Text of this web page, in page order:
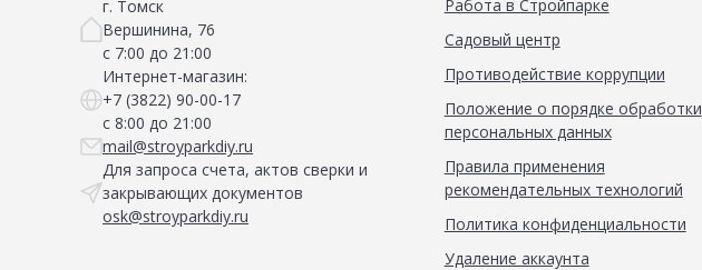
г. Томск
Вершинина, 76
с 7:00 до 21:00
Интернет-магазин:
+7 (3822) 90-00-17
с 8:00 до 21:00
mail@stroyparkdiy.ru
Для запроса счета, актов сверки и
закрывающих документов
osk@stroyparkdiy.ru
Работа в Стройпарке
Садовый центр
Противодействие коррупции
Положение о порядке обработки
персональных данных
Правила применения
рекомендательных технологий
Политика конфиденциальности
Удаление аккаунта